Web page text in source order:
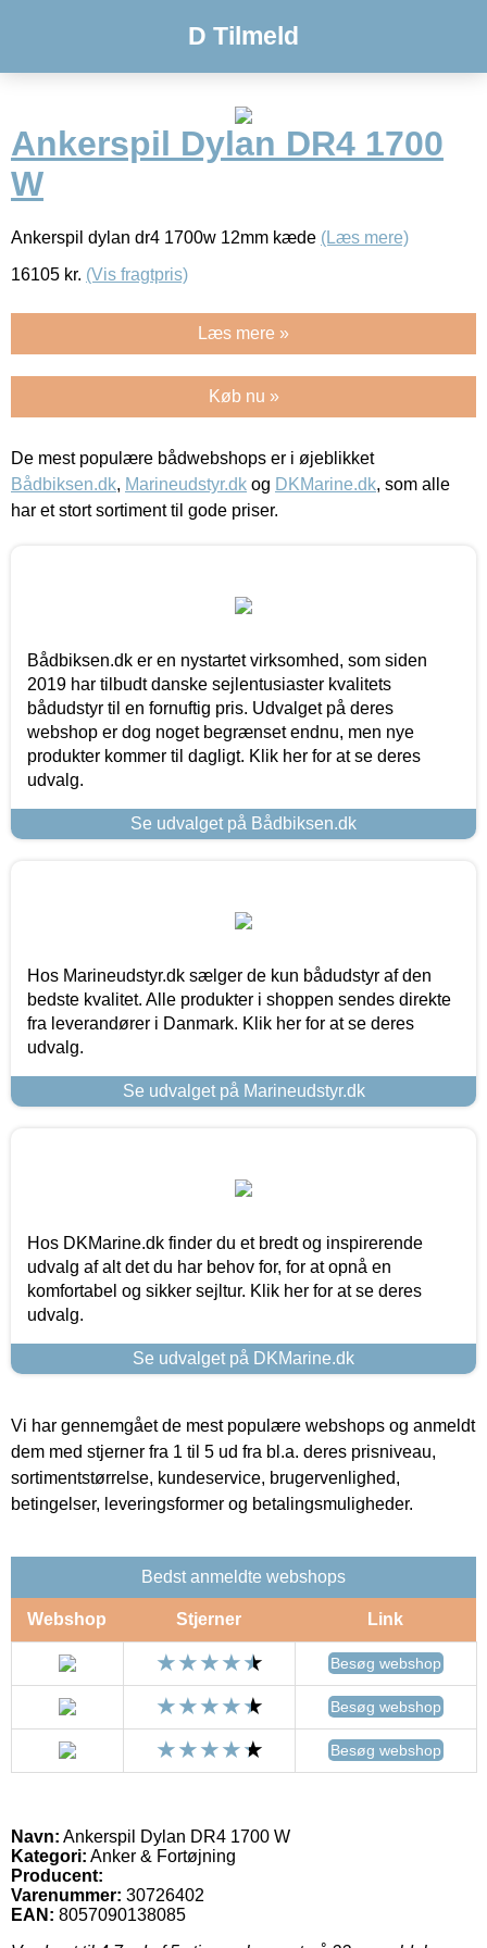
D Tilmeld
Ankerspil Dylan DR4 1700
W
Ankerspil dylan dr4 1700w 12mm kæde (Læs mere)
16105 kr. (Vis fragtpris)
Læs mere »
Køb nu »
De mest populære bådwebshops er i øjeblikket
Bådbiksen.dk, Marineudstyr.dk og DKMarine.dk, som alle
har et stort sortiment til gode priser.
Bådbiksen.dk er en nystartet virksomhed, som siden
2019 har tilbudt danske sejlentusiaster kvalitets
bådudstyr til en fornuftig pris. Udvalget på deres
webshop er dog noget begrænset endnu, men nye
produkter kommer til dagligt. Klik her for at se deres
udvalg.
Se udvalget på Bådbiksen.dk
Hos Marineudstyr.dk sælger de kun bådudstyr af den
bedste kvalitet. Alle produkter i shoppen sendes direkte
fra leverandører i Danmark. Klik her for at se deres
udvalg.
Se udvalget på Marineudstyr.dk
Hos DKMarine.dk finder du et bredt og inspirerende
udvalg af alt det du har behov for, for at opnå en
komfortabel og sikker sejltur. Klik her for at se deres
udvalg.
Se udvalget på DKMarine.dk
Vi har gennemgået de mest populære webshops og anmeldt
dem med stjerner fra 1 til 5 ud fra bl.a. deres prisniveau,
sortimentstørrelse, kundeservice, brugervenlighed,
betingelser, leveringsformer og betalingsmuligheder.
Bedst anmeldte webshops
Webshop Stjerner Link
Besøg webshop
Besøg webshop
Besøg webshop
Navn: Ankerspil Dylan DR4 1700 W
Kategori: Anker & Fortøjning
Producent:
Varenummer: 30726402
EAN: 8057090138085